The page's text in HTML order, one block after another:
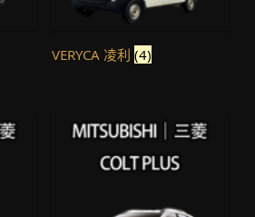
VERYCA 凌利 (4)